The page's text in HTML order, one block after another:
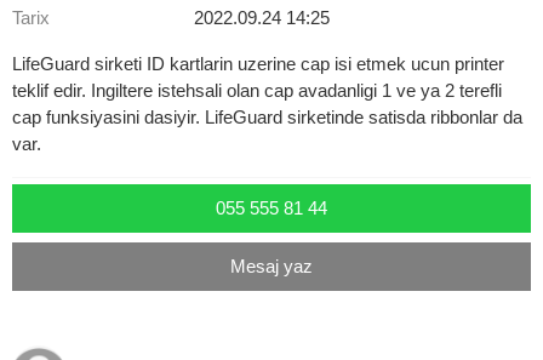
Tarix 2022.09.24 14:25
LifeGuard sirketi ID kartlarin uzerine cap isi etmek ucun printer
teklif edir. Ingiltere istehsali olan cap avadanligi 1 ve ya 2 terefli
cap funksiyasini dasiyir. LifeGuard sirketinde satisda ribbonlar da
var.
055 555 81 44
Mesaj yaz